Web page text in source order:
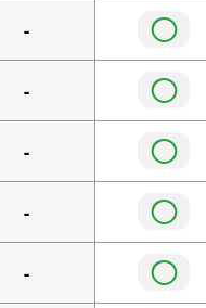
- ◯
- ◯
- ◯
- ◯
- ◯